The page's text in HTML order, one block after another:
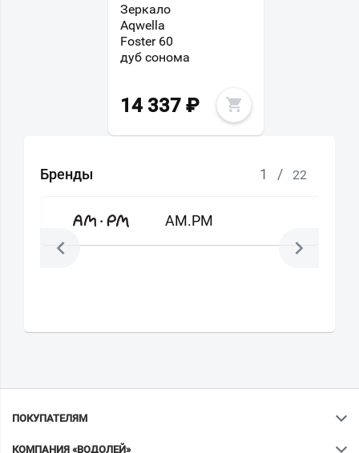
Зеркало
Aqwella
Foster 60
дуб сонома
14 337 ₽
Бренды 1 / 22
AM.PM
ПОКУПАТЕЛЯМ
КОМПАНИЯ «ВОДОЛЕЙ»